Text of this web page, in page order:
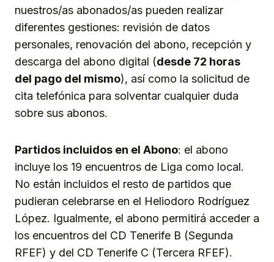
nuestros/as abonados/as pueden realizar
diferentes gestiones: revisión de datos
personales, renovación del abono, recepción y
descarga del abono digital (desde 72 horas
del pago del mismo), así como la solicitud de
cita telefónica para solventar cualquier duda
sobre sus abonos.
Partidos incluidos en el Abono: el abono
incluye los 19 encuentros de Liga como local.
No están incluidos el resto de partidos que
pudieran celebrarse en el Heliodoro Rodríguez
López. Igualmente, el abono permitirá acceder a
los encuentros del CD Tenerife B (Segunda
RFEF) y del CD Tenerife C (Tercera RFEF).